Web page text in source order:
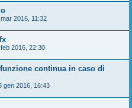
2016, 11:32
feb 2016, 22:30
continua in caso di
gen 2016, 16:43